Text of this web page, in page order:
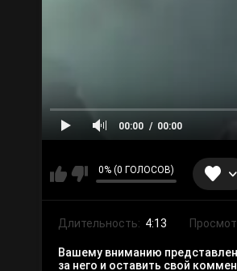
00:00 00:00
0% (0 ГОЛОСОВ)
Длительность: 4:13
Вашему вниманию представлен
за него и оставить свой